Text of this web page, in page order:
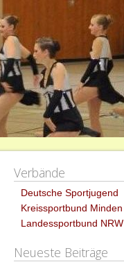
Verbände
Deutsche Sportjugend
Kreissportbund Minden
Landessportbund NRW
Neueste Beiträge